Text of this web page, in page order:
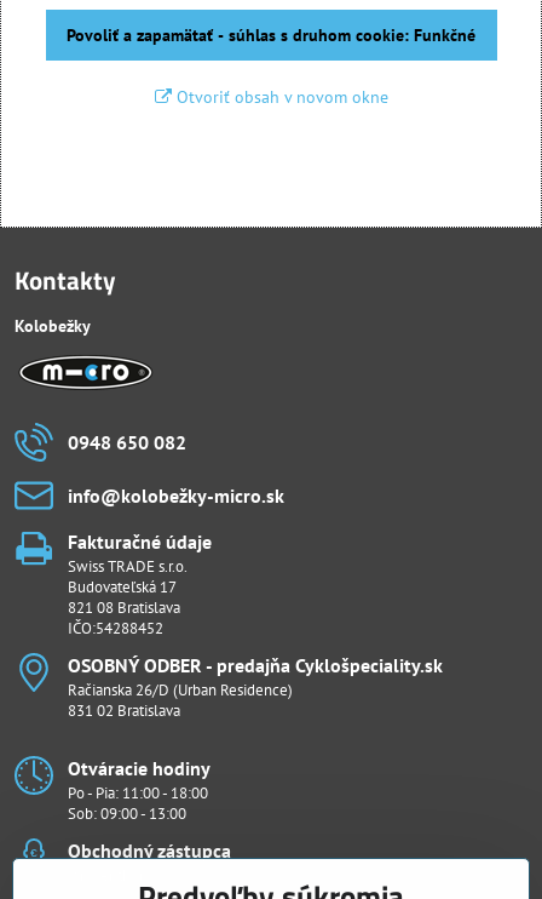
Povoliť a zapamätať - súhlas s druhom cookie: Funkčné
Otvoriť obsah v novom okne
Kontakty
Kolobežky
0948 650 082
info​@kolobežky-micro​.sk
Fakturačné údaje
Swiss TRADE s.r.o.
Budovateľská 17
821 08 Bratislava
IČO:54288452
OSOBNÝ ODBER - predajňa Cyklošpeciality​.sk
Račianska 26/D (Urban Residence)
831 02 Bratislava
Otváracie hodiny
Po - Pia: 11:00 - 18:00
Sob: 09:00 - 13:00
Obchodný zástupca